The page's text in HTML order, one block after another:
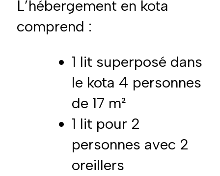
L’hébergement en kota
comprend :
1 lit superposé dans
le kota 4 personnes
de 17 m²
1 lit pour 2
personnes avec 2
oreillers